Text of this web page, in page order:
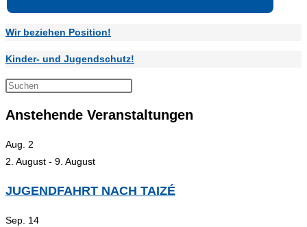
Wir beziehen Position!
Kinder- und Jugendschutz!
to
panel.
Anstehende Veranstaltungen
Aug. 2
2. August - 9. August
JUGENDFAHRT NACH TAIZÉ
Sep. 14